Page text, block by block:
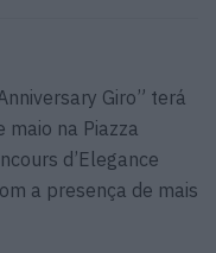
Giro” terá
na Piazza
d’Elegance
a presença de mais